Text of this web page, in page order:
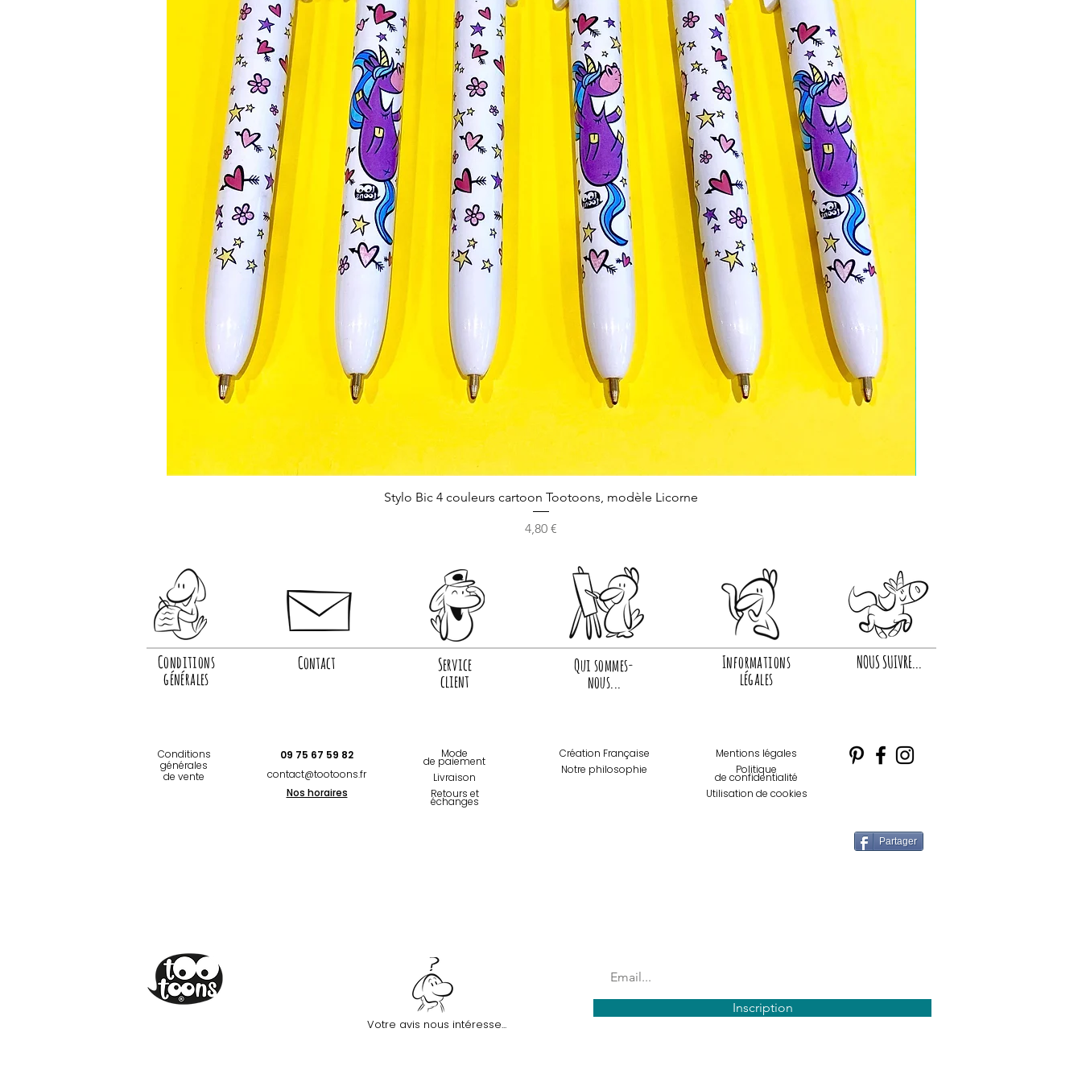
Stylo Bic 4 couleurs cartoon Tootoons, modèle Licorne
Prix
4,80 €
Conditions
générales
Contact
Service
client
Qui sommes-
nous...
Informations
légales
NOUS SUIVRE...
Conditions
générales
de vente
09 75 67 59 82
contact@tootoons.fr
Nos horaires
Mode
de paiement
Livraison
Retours et
échanges
Création Française
Notre philosophie
Mentions légales
Politique
de confidentialité
Utilisation de cookies
Partager
Votre avis nous intéresse...
Inscription